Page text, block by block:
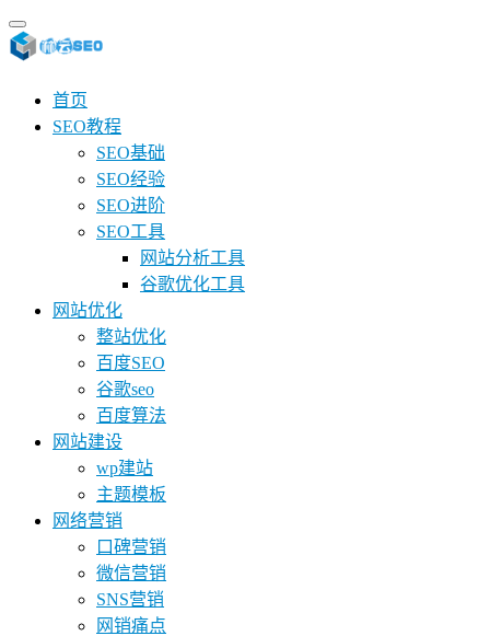
首页
SEO教程
SEO基础
SEO经验
SEO进阶
SEO工具
网站分析工具
谷歌优化工具
网站优化
整站优化
百度SEO
谷歌seo
百度算法
网站建设
wp建站
主题模板
网络营销
口碑营销
微信营销
SNS营销
网销痛点